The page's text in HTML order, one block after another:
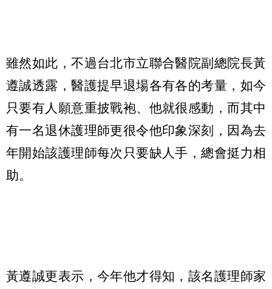
雖然如此，不過台北市立聯合醫院副總院長黃
遵誠透露，醫護提早退場各有各的考量，如今
只要有人願意重披戰袍、他就很感動，而其中
有一名退休護理師更很令他印象深刻，因為去
年開始該護理師每次只要缺人手，總會挺力相
助。
黃遵誠更表示，今年他才得知，該名護理師家